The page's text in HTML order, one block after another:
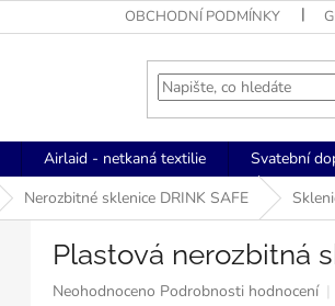
OBCHODNÍ PODMÍNKY
Airlaid - netkaná textilie Svatební
Nerozbitné sklenice DRINK SAFE
Plastová nerozbitná
Průměrné
Neohodnoceno Podrobnosti hodnocení